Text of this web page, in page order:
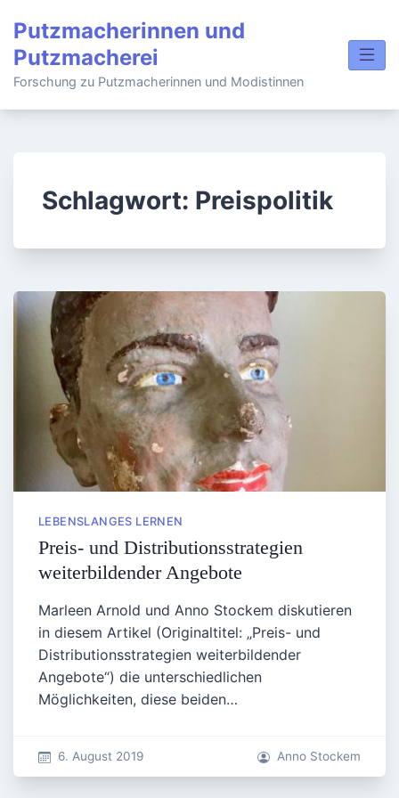
content
Putzmacherinnen und
Putzmacherei
Forschung zu Putzmacherinnen und Modistinnen
Schlagwort: Preispolitik
LEBENSLANGES LERNEN
Preis- und Distributionsstrategien
weiterbildender Angebote
Marleen Arnold und Anno Stockem diskutieren
in diesem Artikel (Originaltitel: „Preis- und
Distributionsstrategien weiterbildender
Angebote“) die unterschiedlichen
Möglichkeiten, diese beiden…
6. August 2019 Anno Stockem